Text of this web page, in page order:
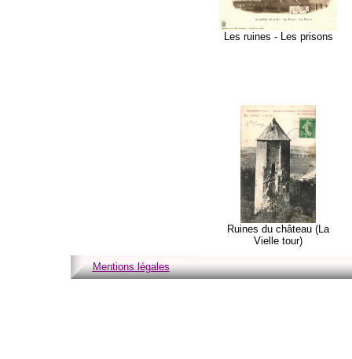
Les ruines - Les prisons
Ruines du château (La
Vielle tour)
Mentions légales